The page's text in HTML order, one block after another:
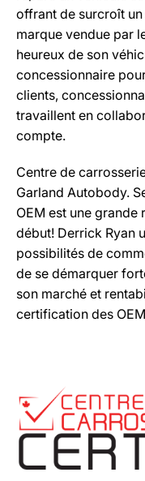
offrant de surcroît
marque vendue par
heureux de son
concessionnaire
clients,
travaillent en
compte.
Centre de
Garland Autobody.
OEM est une grande
début! Derrick Ryan
possibilités de
de se démarquer
son marché et
certification des